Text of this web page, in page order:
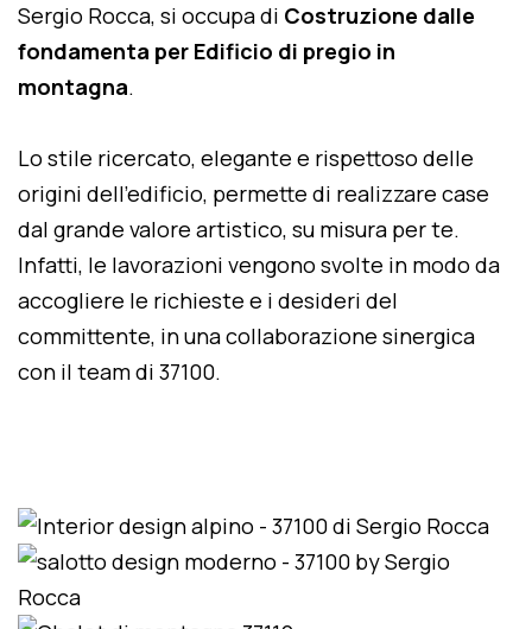
Sergio Rocca, si occupa di Costruzione dalle
fondamenta per Edificio di pregio in
montagna.
Lo stile ricercato, elegante e rispettoso delle
origini dell'edificio, permette di realizzare case
dal grande valore artistico, su misura per te.
Infatti, le lavorazioni vengono svolte in modo da
accogliere le richieste e i desideri del
committente, in una collaborazione sinergica
con il team di 37100.